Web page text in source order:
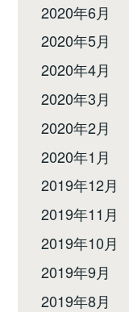
2020年6月
2020年5月
2020年4月
2020年3月
2020年2月
2020年1月
2019年12月
2019年11月
2019年10月
2019年9月
2019年8月